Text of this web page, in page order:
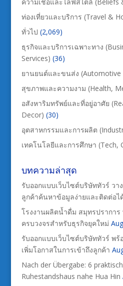
ความเชื่อและไลฟ์สไตล์ (Beliefs
ท่องเที่ยวและบริการ (Travel &
ทั่วไป (2,069)
ธุรกิจและบริการเฉพาะทาง
Services) (36)
ยานยนต์และขนส่ง (Automotive
สุขภาพและความงาม (Health,
อสังหาริมทรัพย์และที่อยู่อาศัย
Decor) (30)
อุตสาหกรรมและการผลิต
เทคโนโลยีและการศึกษา (Tech,
บทความล่าสุด
รับออกแบบเว็บไซต์บริษัททัวร์ วา
ลูกค้าค้นหาข้อมูลง่ายและติดต่อไ
โรงงานผลิตน้ำดื่ม สมุทรปรากา
ครบวงจรสำหรับธุรกิจยุคใหม่
รับออกแบบเว็บไซต์บริษัททัวร์ พร้
เพิ่มโอกาสในการเข้าถึงลูกค้า
Nach der Übergabe: 6
Ruhestandshaus nahe Hua Hin